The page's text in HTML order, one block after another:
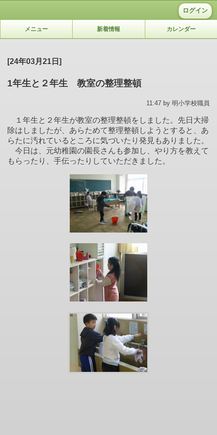
ログイン
メニュー 新着情報 カレンダー
[24年03月21日]
1年生と２年生 教室の整理整頓
11:47 by 明小学校職員
１年生と２年生が教室の整理整頓をしました。先日大掃
除はしましたが、あらためて整理整頓しようとすると、あ
らたに汚れているところに気づいたり発見もありました。
今日は、元幼稚園の園長さんも参加し、やり方を教えて
もらったり、手伝ったりしていただきました。